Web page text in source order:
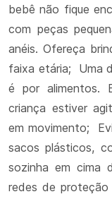
bebê não fique
com peças
anéis. Ofereça
faixa etária; Uma
é por alimentos.
criança estiver
em movimento;
sacos plásticos,
sozinha em cima
redes de